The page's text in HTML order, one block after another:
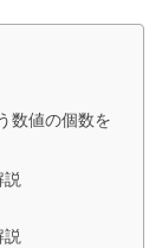
数値の個数を
説
説